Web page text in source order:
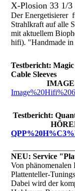
X-Plosion 33 1/3
Der Energetisierer
Strahlkraft auf alle
mit aktuellem
hifi). "Handmade
Testbericht:
Cable Sleeves
IMAGE
Testbericht:
NEU: Service
Von phänomenalen
Plattenteller-
Dabei wird der